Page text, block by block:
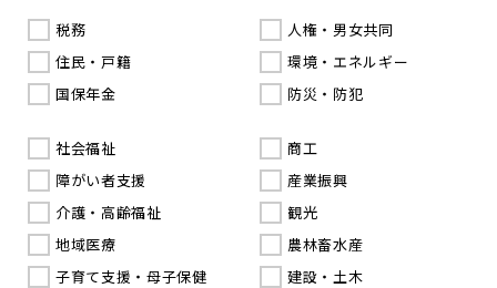
税務
住民・戸籍
国保年金
人権・男女共同
環境・エネルギー
防災・防犯
社会福祉
障がい者支援
介護・高齢福祉
地域医療
子育て支援・母子保健
商工
産業振興
観光
農林畜水産
建設・土木